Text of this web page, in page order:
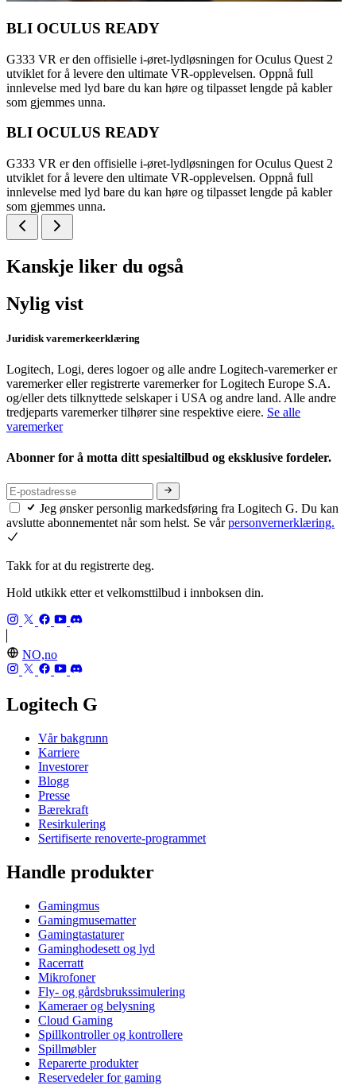
BLI OCULUS READY
G333 VR er den offisielle i-øret-lydløsningen for Oculus Quest 2
utviklet for å levere den ultimate VR-opplevelsen. Oppnå full
innlevelse med lyd bare du kan høre og tilpasset lengde på kabler
som gjemmes unna.
BLI OCULUS READY
G333 VR er den offisielle i-øret-lydløsningen for Oculus Quest 2
utviklet for å levere den ultimate VR-opplevelsen. Oppnå full
innlevelse med lyd bare du kan høre og tilpasset lengde på kabler
som gjemmes unna.
Kanskje liker du også
Nylig vist
Juridisk varemerkeerklæring
Logitech, Logi, deres logoer og alle andre Logitech-varemerker er
varemerker eller registrerte varemerker for Logitech Europe S.A.
og/eller dets tilknyttede selskaper i USA og andre land. Alle andre
tredjeparts varemerker tilhører sine respektive eiere. Se alle
varemerker
Abonner for å motta ditt spesialtilbud og eksklusive fordeler.
Jeg ønsker personlig markedsføring fra Logitech G. Du kan
avslutte abonnementet når som helst. Se vårpersonvernerklæring.
Takk for at du registrerte deg.
Hold utkikk etter et velkomsttilbud i innboksen din.
NO,no
Logitech G
Vår bakgrunn
Karriere
Investorer
Blogg
Presse
Bærekraft
Resirkulering
Sertifiserte renoverte-programmet
Handle produkter
Gamingmus
Gamingmusematter
Gamingtastaturer
Gaminghodesett og lyd
Racerratt
Mikrofoner
Fly- og gårdsbrukssimulering
Kameraer og belysning
Cloud Gaming
Spillkontroller og kontrollere
Spillmøbler
Reparerte produkter
Reservedeler for gaming